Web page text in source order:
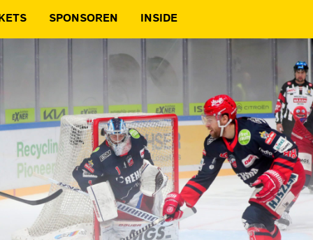
SPONSOREN INSIDE